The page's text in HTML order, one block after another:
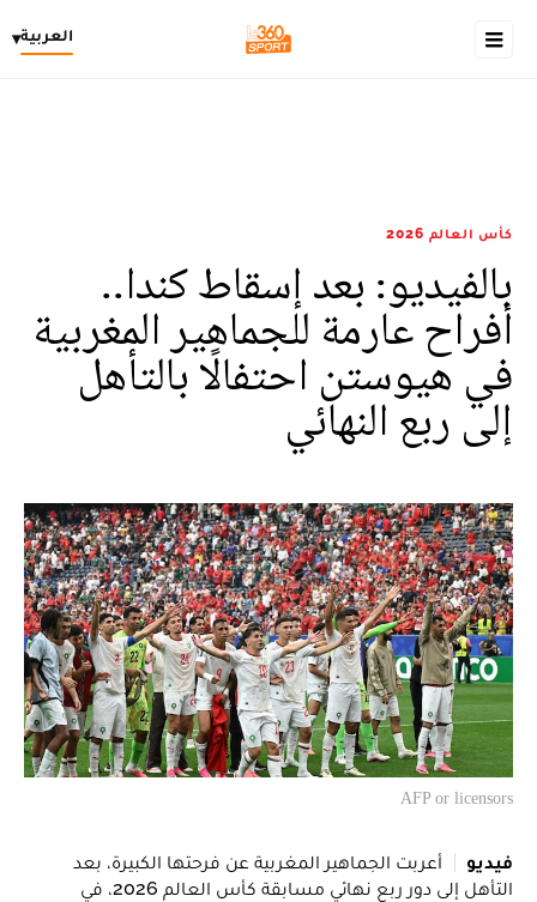
العربية▾
كأس العالم 2026
بالفيديو: بعد إسقاط كندا..
أفراح عارمة للجماهير المغربية
في هيوستن احتفالًا بالتأهل
إلى ربع النهائي
AFP or licensors
فيديو
أعربت الجماهير المغربية عن فرحتها الكبيرة، بعد
التأهل إلى دور ربع نهائي مسابقة كأس العالم 2026، في